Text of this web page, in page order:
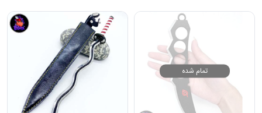
تمام شده